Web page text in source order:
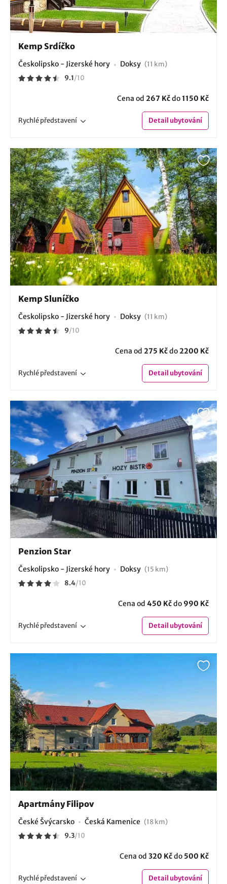
Kemp Srdíčko
Českolipsko - Jizerské hory Doksy (11 km)
9.1/10
Cena od 267 Kčdo1150 Kč
Rychlépředstavení Detailubytování
Kemp Sluníčko
Českolipsko - Jizerské hory Doksy (11 km)
9/10
Cena od 275 Kčdo2200 Kč
Rychlépředstavení Detailubytování
Penzion Star
Českolipsko - Jizerské hory Doksy (15 km)
8.4/10
Cena od 450 Kčdo 990 Kč
Rychlépředstavení Detailubytování
Apartmány Filipov
České Švýcarsko Česká Kamenice (18 km)
9.3/10
Cena od 320 Kčdo 500 Kč
Rychlépředstavení Detailubytování